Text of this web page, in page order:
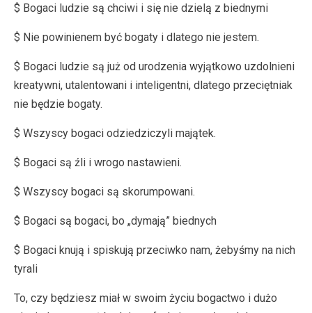
$ Bogaci ludzie są chciwi i się nie dzielą z biednymi
$ Nie powinienem być bogaty i dlatego nie jestem.
$ Bogaci ludzie są już od urodzenia wyjątkowo uzdolnieni
kreatywni, utalentowani i inteligentni, dlatego przeciętniak
nie będzie bogaty.
$ Wszyscy bogaci odziedziczyli majątek.
$ Bogaci są źli i wrogo nastawieni.
$ Wszyscy bogaci są skorumpowani.
$ Bogaci są bogaci, bo „dymają” biednych
$ Bogaci knują i spiskują przeciwko nam, żebyśmy na nich
tyrali
To, czy będziesz miał w swoim życiu bogactwo i dużo